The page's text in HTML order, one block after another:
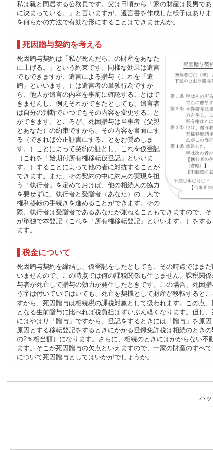
私は親と同居する公務員です。父は日頃から「家の財産は長男で
に決まっている。」と言いますが、遺言書を作成した様子はあり
を何らかの方法で有効な形にすることはできませんか。
死因贈与契約を考える
死因贈与契約は「私が死んだらこの財産をあなた
に上げる。」という約束です。同様な効果は遺言
でもできますが、遺言による贈与（これを「遺
贈」といいます。）は遺言者の単独行為ですか
ら、他人が遺言の内容を事前に確認することはで
きませんし、例えそれができたとしても、遺言者
は自分の判断でいつでもその内容を変更すること
ができます。ところが、死因贈与は当事者（父親
とあなた）の約束ですから、その内容を書面にす
る（できれば公正証書にすることをお奨めしま
す。）ことによって契約の証とし、これを仮登記
（これを「始期付所有権移転仮登記」といいま
す。）することによって他の者に対抗することが
できます。また、その契約の中に約束の実現を担
う「執行者」を定めておけば、他の相続人の協力
を要せずに、執行者と受贈者（あなた）の二人で
権利移転の手続きを進めることができます。その
際、執行者は受贈者であるあなたが兼ねることもできますので、
が単独で本登記（これを「所有権移転登記」といいます。）をす
ます。
税金について
死因贈与契約を締結し、仮登記をしたとしても、その時点ではま
いませんので、この時点では何の課税関係も生じません。課税関
与者が死亡して贈与の効力が発生したときです。この場合、死因
う字は付いていてはいても、死亡を契機として財産が移転すると
すから、死因贈与は相続税の課税対象として扱われます。この点
となる生前贈与に比べれば税負担はずいぶん軽くなります。但し
にはやはり「贈与」ですから、登記をするときには「贈与」を原
原因とする移転登記をするときにかかる登録免許税は相続のとき
の2％相当額）になります。さらに、相続のときにはかからない不
ます。そこが死因贈与の欠点といえますので、一家の財産のすべ
について死因贈与としてはいかがでしょうか。
ハ